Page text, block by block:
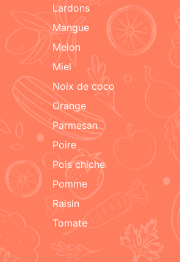
lardons
mangue
melon
miel
noix de coco
orange
parmesan
poire
pois chiche
pomme
raisin
tomate